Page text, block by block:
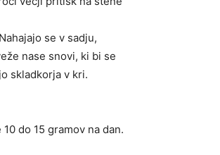
se v sadju,
nase snovi, ki bi se
skladkorja v kri.
do 15 gramov na dan.